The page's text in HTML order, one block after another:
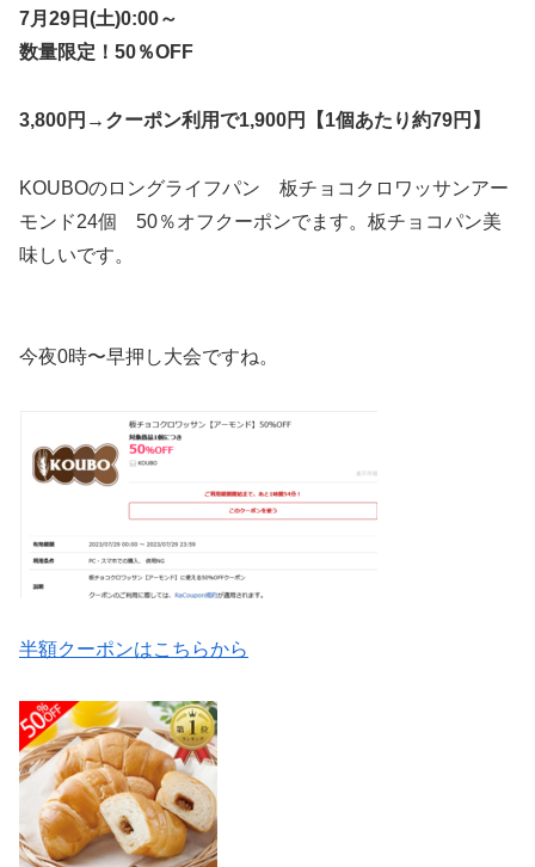
7月29日(土)0:00～
数量限定！50％OFF
3,800円→クーポン利用で1,900円【1個あたり約79円】
KOUBOのロングライフパン 板チョコクロワッサンアー
モンド24個 50％オフクーポンでます。板チョコパン美
味しいです。
今夜0時〜早押し大会ですね。
半額クーポンはこちらから